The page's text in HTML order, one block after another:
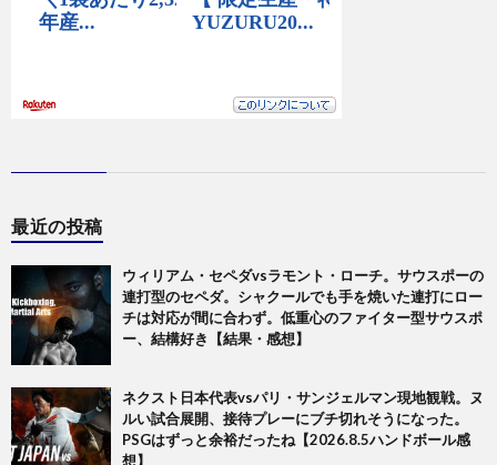
最近の投稿
ウィリアム・セペダvsラモント・ローチ。サウスポーの
連打型のセペダ。シャクールでも手を焼いた連打にロー
チは対応が間に合わず。低重心のファイター型サウスポ
ー、結構好き【結果・感想】
ネクスト日本代表vsパリ・サンジェルマン現地観戦。ヌ
ルい試合展開、接待プレーにブチ切れそうになった。
PSGはずっと余裕だったね【2026.8.5ハンドボール感
想】